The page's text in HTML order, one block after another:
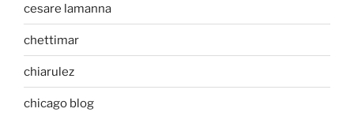
cesare lamanna
chettimar
chiarulez
chicago blog